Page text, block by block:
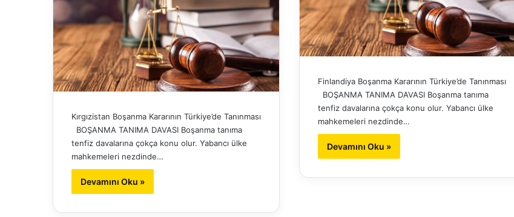
Finlandiya Boşanma Kararının Türkiye’de Tanınması
BOŞANMA TANIMA DAVASI Boşanma tanıma
tenfiz davalarına çokça konu olur. Yabancı ülke
mahkemeleri nezdinde…
Devamını Oku »
Kırgızistan Boşanma Kararının Türkiye’de Tanınması
BOŞANMA TANIMA DAVASI Boşanma tanıma
tenfiz davalarına çokça konu olur. Yabancı ülke
mahkemeleri nezdinde…
Devamını Oku »